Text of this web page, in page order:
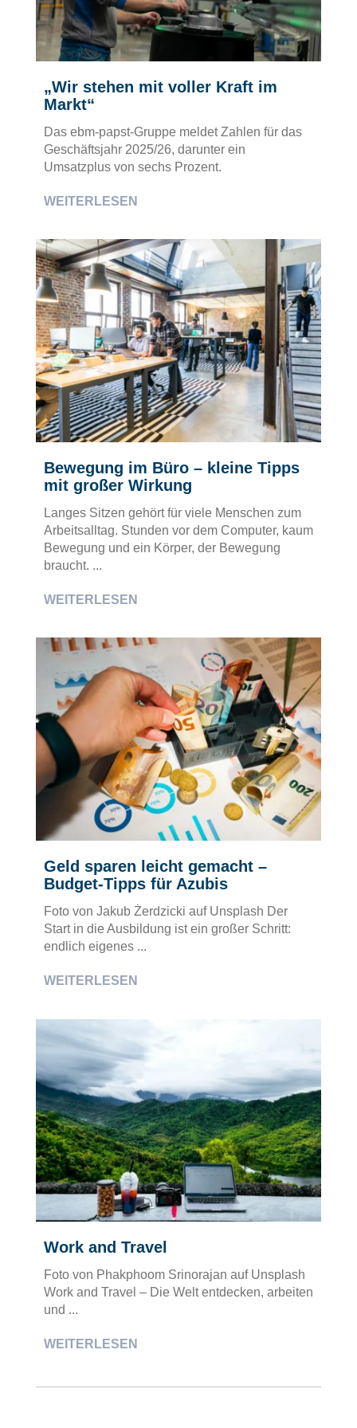
„Wir stehen mit voller Kraft im
Markt“
Das ebm-papst-Gruppe meldet Zahlen für das
Geschäftsjahr 2025/26, darunter ein
Umsatzplus von sechs Prozent.
WEITERLESEN
Bewegung im Büro – kleine Tipps
mit großer Wirkung
Langes Sitzen gehört für viele Menschen zum
Arbeitsalltag. Stunden vor dem Computer, kaum
Bewegung und ein Körper, der Bewegung
braucht. ...
WEITERLESEN
Geld sparen leicht gemacht –
Budget-Tipps für Azubis
Foto von Jakub Żerdzicki auf Unsplash Der
Start in die Ausbildung ist ein großer Schritt:
endlich eigenes ...
WEITERLESEN
Work and Travel
Foto von Phakphoom Srinorajan auf Unsplash
Work and Travel – Die Welt entdecken, arbeiten
und ...
WEITERLESEN